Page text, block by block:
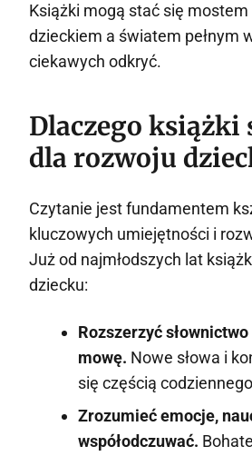
Książki mogą stać się
dzieckiem a światem pełnym
ciekawych odkryć.
Dlaczego książki
dla rozwoju
Czytanie jest fundamentem
kluczowych umiejętności i
Już od najmłodszych lat
dziecku:
Rozszerzyć
mowę. Nowe słowa i
się częścią
Zrozumieć emocje,
współodczuwać.